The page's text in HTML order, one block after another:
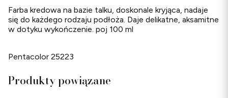
Farba kredowa na bazie talku, doskonale kryjąca, nadaje
się do każdego rodzaju podłoża. Daje delikatne, aksamitne
w dotyku wykończenie. poj 100 ml
Pentacolor 25223
Produkty powiązane